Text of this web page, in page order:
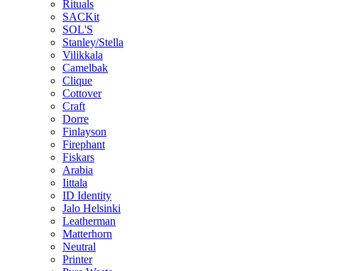
Rituals
SACKit
SOL'S
Stanley/Stella
Vilikkala
Camelbak
Clique
Cottover
Craft
Dorre
Finlayson
Firephant
Fiskars
Arabia
Iittala
ID Identity
Jalo Helsinki
Leatherman
Matterhorn
Neutral
Printer